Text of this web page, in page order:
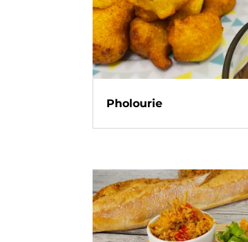
Pholourie